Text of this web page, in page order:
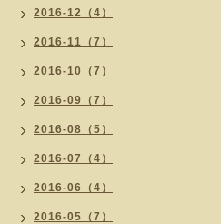
2016-12（4）
2016-11（7）
2016-10（7）
2016-09（7）
2016-08（5）
2016-07（4）
2016-06（4）
2016-05（7）